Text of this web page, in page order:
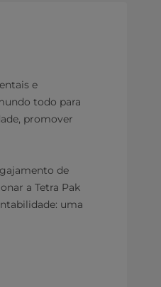
e
todo para
promover
de
a Tetra Pak
uma